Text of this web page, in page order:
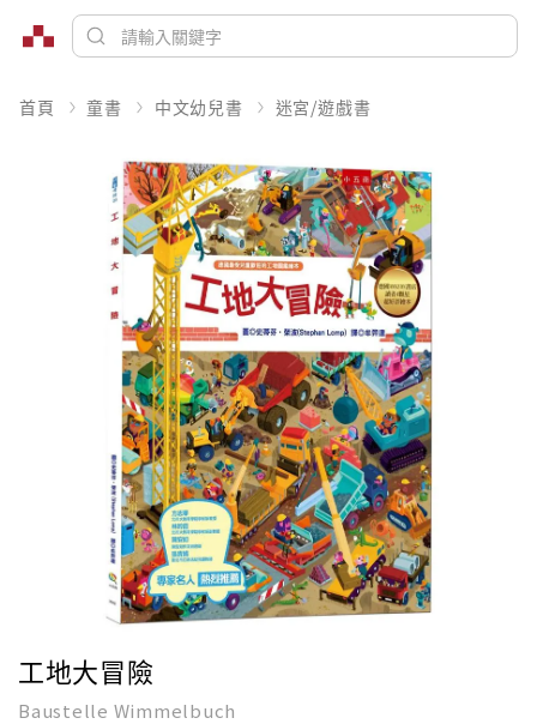
首頁 童書 中文幼兒書 迷宮/遊戲書
工地大冒險
Baustelle Wimmelbuch